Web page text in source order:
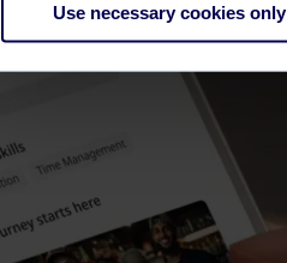
Use necessary cookies only